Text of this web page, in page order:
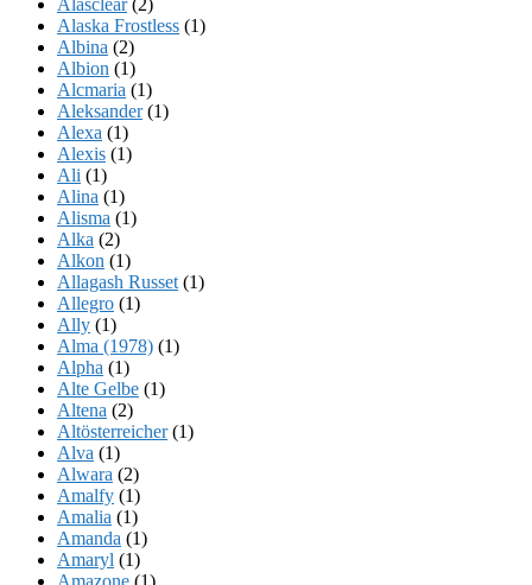
Alaska Frostless (1)
Albina (2)
Albion (1)
Alcmaria (1)
Aleksander(1)
Alexa (1)
Alexis (1)
Ali (1)
Alina (1)
Alisma (1)
Alka (2)
Alkon (1)
Allagash Russet (1)
Allegro (1)
Ally (1)
Alma (1978) (1)
Alpha (1)
Alte Gelbe (1)
Altena (2)
Altösterreicher(1)
Alva (1)
Alwara (2)
Amalfy (1)
Amalia (1)
Amanda (1)
Amaryl (1)
Amazone (1)